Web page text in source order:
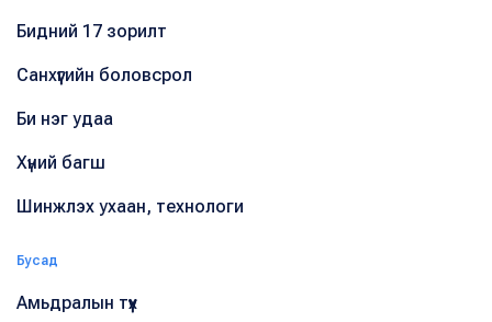
Бидний 17 зорилт
Санхүүгийн боловсрол
Би нэг удаа
Хүний багш
Шинжлэх ухаан, технологи
Бусад
Амьдралын түүх